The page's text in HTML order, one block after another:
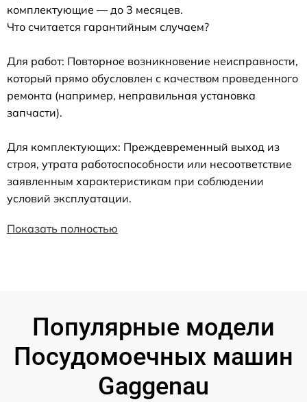
комплектующие — до 3 месяцев.
Что считается гарантийным случаем?
Для работ: Повторное возникновение неисправности,
который прямо обусловлен с качеством проведенного
ремонта (например, неправильная установка
запчасти).
Для комплектующих: Преждевременный выход из
строя, утрата работоспособности или несоответствие
заявленным характеристикам при соблюдении
условий эксплуатации.
Показать полностью
Популярные модели
Посудомоечных машин
Gaggenau